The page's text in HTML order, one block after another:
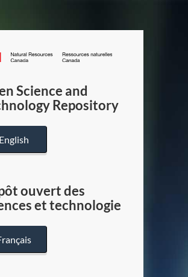
/
Canada
Science and
Repository
English
ouvert des
et technologie